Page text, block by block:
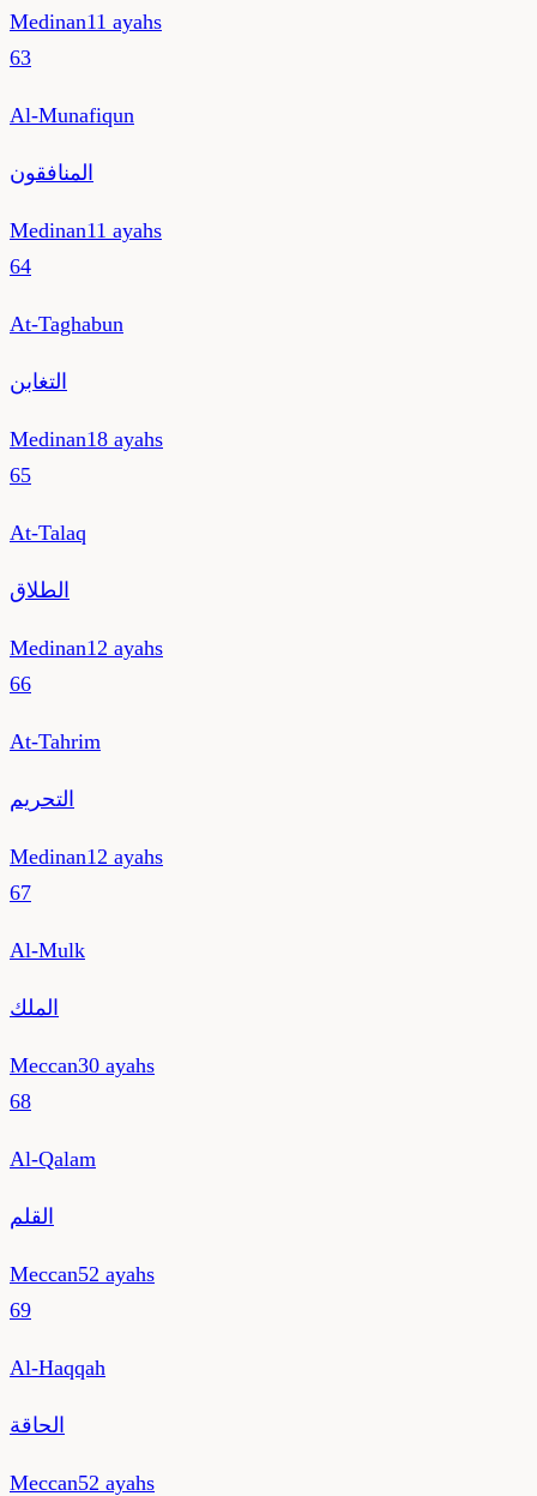
Medinan11 ayahs
63
Al-Munafiqun
المنافقون
Medinan11 ayahs
64
At-Taghabun
التغابن
Medinan18 ayahs
65
At-Talaq
الطلاق
Medinan12 ayahs
66
At-Tahrim
التحريم
Medinan12 ayahs
67
Al-Mulk
الملك
Meccan30 ayahs
68
Al-Qalam
القلم
Meccan52 ayahs
69
Al-Haqqah
الحاقة
Meccan52 ayahs